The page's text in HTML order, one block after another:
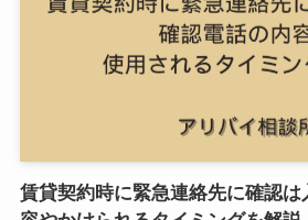
賃貸契約時に緊急連絡先に確認は